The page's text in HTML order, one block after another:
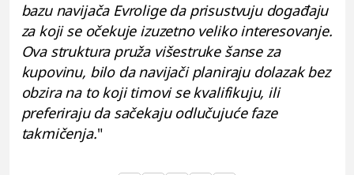
bazu navijača Evrolige da prisustvuju događaju
za koji se očekuje izuzetno veliko interesovanje.
Ova struktura pruža višestruke šanse za
kupovinu, bilo da navijači planiraju dolazak bez
obzira na to koji timovi se kvalifikuju, ili
preferiraju da sačekaju odlučujuće faze
takmičenja."